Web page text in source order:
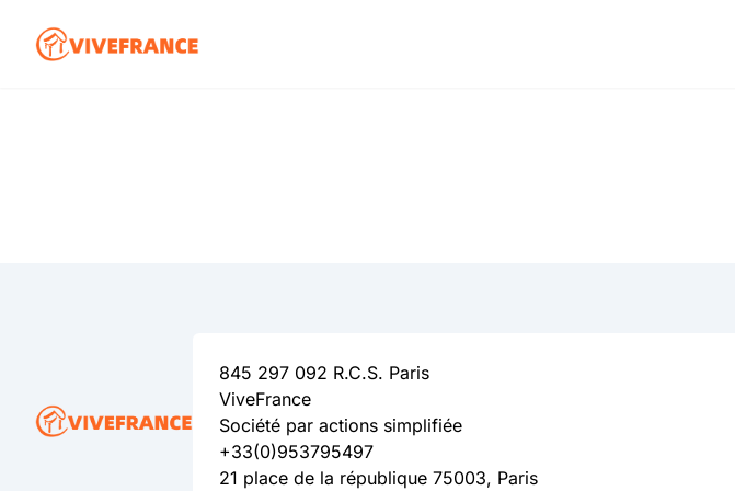
845 297 092 R.C.S. Paris
ViveFrance
Société par actions simplifiée
+33(0)953795497
21 place de la république 75003, Paris